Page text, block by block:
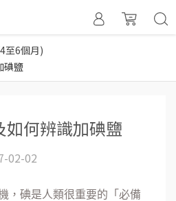
至6個月)
碘鹽
何辨識加碘鹽
02-02
，碘是人類很重要的「必備